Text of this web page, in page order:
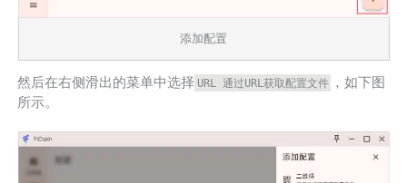
添加配置
然后在右侧滑出的菜单中选择 URL 通过URL获取配置文件 ，如下图
所示。